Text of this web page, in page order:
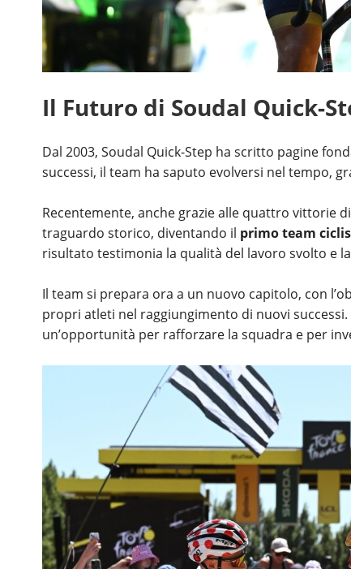
Il Futuro di Soudal Quick-
Dal 2003, Soudal Quick-Step ha scritto pagine
successi, il team ha saputo evolversi nel tempo,
Recentemente, anche grazie alle quattro vittorie
traguardo storico, diventando il primo team
risultato testimonia la qualità del lavoro svolto e
Il team si prepara ora a un nuovo capitolo, con
propri atleti nel raggiungimento di nuovi successi.
un’opportunità per rafforzare la squadra e per